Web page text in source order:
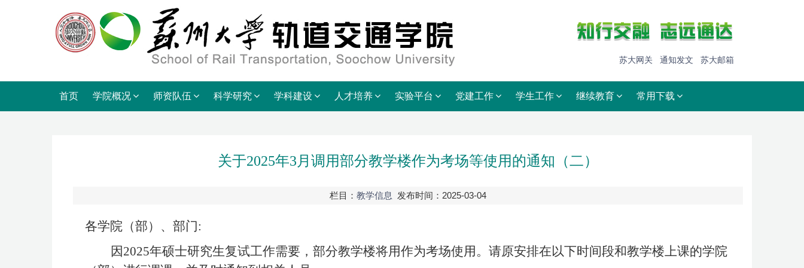
苏大网关 通知发文 苏大邮箱
首页 学院概况 师资队伍 科学研究 学科建设 人才培养 实验平台 党建工作 学生工作 继续教育 常用下载
关于2025年3月调用部分教学楼作为考场等使用的通知（二）
栏目： 教学信息 发布时间：2025-03-04
各学院（部）、部门:
因2025年硕士研究生复试工作需要，部分教学楼将用作为考场使用。请原安排在以下时间段和教学楼上课的学院